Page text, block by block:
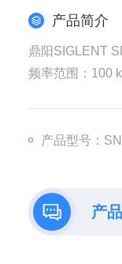
产品简介
鼎阳SIGLENT
频率范围：100
可选配时域分析
产品型号：
产